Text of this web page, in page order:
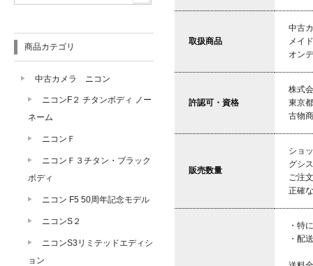
取扱商品
中古
メイ
オン
許認可・資格
株式
東京
古物
販売数量
ショ
グシ
ご注
正確
・特
・配
商品カテゴリ
中古カメラ ニコン
ニコンF２ チタンボディ ノー
ネーム
ニコンＦ
ニコンＦ３チタン・ブラック
ボディ
ニコン F5 50周年記念モデル
ニコンS２
ニコンS3リミテッドエディシ
ョン